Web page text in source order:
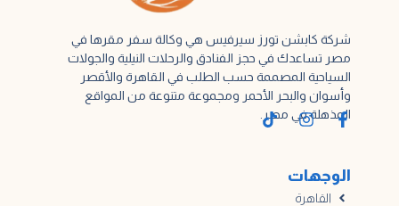
شركة كابشن تورز سيرفيس هي وكالة سفر مقرها في
مصر تساعدك في حجز الفنادق والرحلات النيلية والجولات
السياحية المصممة حسب الطلب في القاهرة والأقصر
وأسوان والبحر الأحمر ومجموعة متنوعة من المواقع
المذهلة في مصر.
الوجهات
القاهرة